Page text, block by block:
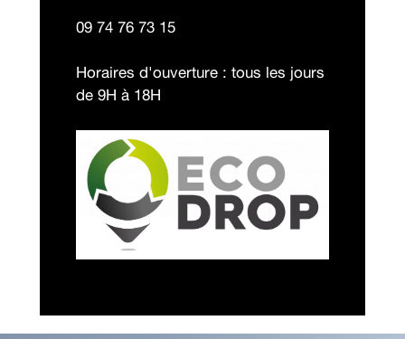
09 74 76 73 15
Horaires d'ouverture : tous les jours
de 9H à 18H